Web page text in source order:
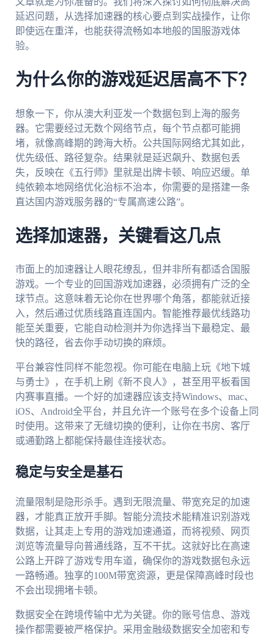
延迟问题，从选择加速器的核心要点到实战操作，让你
即使远在重洋，也能获得流畅如本地般的国服游戏体
验。
为什么你的游戏延迟居高不下？
想象一下，你从澳大利亚发一个数据包到上海的服务
器。它需要经过无数个网络节点，每个节点都可能拥
堵，就像高峰期的跨海大桥。公共国际网络尤其如此，
优先级低、路径复杂。结果就是延迟飙升、数据包丢
失，反映在《五行师》里就是出牌卡顿、响应迟缓。单
纯依赖本地网络优化治标不治本，你需要的是搭建一条
直达国内游戏服务器的“专属高速公路”。
选择加速器，关键看这几点
市面上的加速器让人眼花缭乱，但并非所有都适合国服
游戏。一个专业的回国游戏加速器，必须拥有广泛的全
球节点。这意味着无论你在世界哪个角落，都能就近接
入，然后通过优质线路直连国内。智能推荐最优线路功
能至关重要，它能自动检测并为你选择当下最稳定、最
快的路径，省去你手动切换的麻烦。
平台兼容性同样不能忽视。你可能在电脑上玩《地下城
与勇士》，在手机上刷《新不良人》，甚至用平板看国
内赛事直播。一个好的加速器应该支持Windows、mac、
iOS、Android全平台，并且允许一个账号在多个设备上同
时使用。这带来了无缝切换的便利，让你在书房、客厅
或通勤路上都能保持最佳连接状态。
稳定与安全是基石
流量限制是隐形杀手。遇到无限流量、带宽充足的加速
器，才能真正放开手脚。智能分流技术能精准识别游戏
数据，让其走上专用的游戏加速通道，而将视频、网页
浏览等流量导向普通线路，互不干扰。这就好比在高速
公路上开辟了游戏专用车道，确保你的游戏数据包永远
一路畅通。独享的100M带宽资源，更是保障高峰时段也
不会出现拥堵卡顿。
数据安全在跨境传输中尤为关键。你的账号信息、游戏
操作都需要被严格保护。采用金融级数据安全加密和专